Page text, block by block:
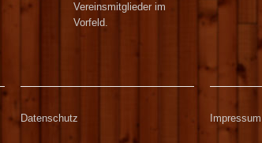
Vereinsmitglieder im
Vorfeld.
Datenschutz Impressum